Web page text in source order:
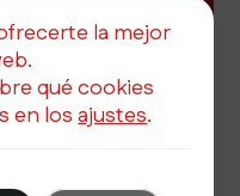
la mejor
qué cookies
en losajustes.